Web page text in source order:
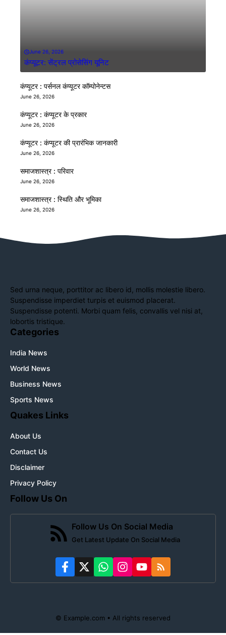
June 26, 2026
कंप्यूटर: सेंट्रल प्रोसेसिंग यूनिट
कंप्यूटर : पर्सनल कंप्यूटर कॉम्पोनेन्टस
June 26, 2026
कंप्यूटर : कंप्यूटर के प्रकार
June 26, 2026
कंप्यूटर : कंप्यूटर की प्रारंभिक जानकारी
June 26, 2026
समाजशास्त्र : परिवार
June 26, 2026
समाजशास्त्र : स्थिति और भूमिका
June 26, 2026
Sed urna neque, porttitor ac libero id, mollis molestie libero.
Suspendisse imperdiet turpis et euismod placerat.
Suspendisse potenti. Morbi quam felis, convallis vel nisi at,
lobortis tristique.
Categories
India News
World News
Business News
Sports News
Quakes Links
About Us
Contact Us
Disclaimer
Privacy Policy
Follow Us On
Follow Us On Social Media
Get Latest Update On Social Media
© Example.com • All rights reserved